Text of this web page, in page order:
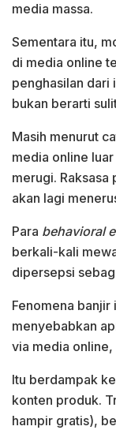
media massa.
Sementara itu,
di media online
penghasilan dari
bukan berarti
Masih menurut
media online
merugi. Raksasa
akan lagi
Para behavioral
berkali-kali
dipersepsi
Fenomena
menyebabkan
via media
Itu berdampak
konten produk.
hampir gratis),